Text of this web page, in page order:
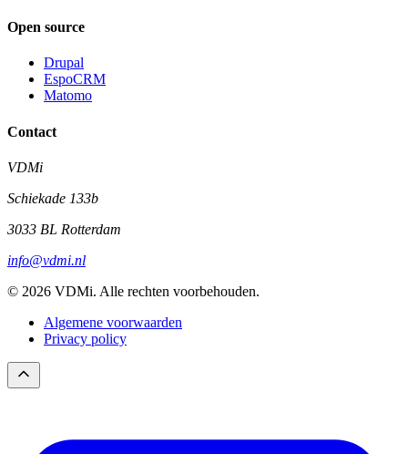
Open source
Drupal
EspoCRM
Matomo
Contact
VDMi
Schiekade 133b
3033 BL Rotterdam
info@vdmi.nl
© 2026 VDMi. Alle rechten voorbehouden.
Algemene voorwaarden
Privacy policy